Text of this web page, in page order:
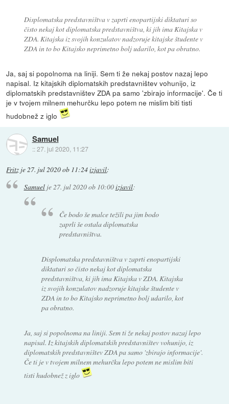
Displomatska predstavništva v zaprti enopartijski diktaturi so
čisto nekaj kot diplomatska predstavništva, ki jih ima Kitajska v
ZDA. Kitajska iz svojih konzulatov nadzoruje kitajske študente v
ZDA in to bo Kitajsko neprimetno bolj udarilo, kot pa obratno.
Ja, saj si popolnoma na liniji. Sem ti že nekaj postov nazaj lepo
napisal. Iz kitajskih diplomatskih predstavništev vohunijo, iz
diplomatskih predstavništev ZDA pa samo 'zbirajo informacije'. Če ti
je v tvojem milnem mehurčku lepo potem ne mislim biti tisti
hudobnež z iglo
Samuel
::27. jul 2020, 11:27
Fritz je27. jul 2020 ob 11:24izjavil:
Samuelje 27. jul 2020 ob 10:00izjavil:
Če bodo še malce težili pa jim bodo
zaprli še ostala diplomatska
predstavništva.
Displomatska predstavništva v zaprti enopartijski
diktaturi so čisto nekaj kot diplomatska
predstavništva, ki jih ima Kitajska v ZDA. Kitajska
iz svojih konzulatov nadzoruje kitajske študente v
ZDA in to bo Kitajsko neprimetno bolj udarilo, kot
pa obratno.
Ja, saj si popolnoma na liniji. Sem ti že nekaj postov nazaj lepo
napisal. Iz kitajskih diplomatskih predstavništev vohunijo, iz
diplomatskih predstavništev ZDA pa samo 'zbirajo informacije'.
Če ti je v tvojem milnem mehurčku lepo potem ne mislim biti
tisti hudobnež z iglo